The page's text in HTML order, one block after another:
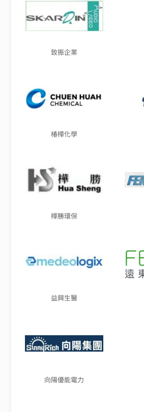
致振企業
椿樺化學
樺勝環保
益興生醫
向陽優能電力